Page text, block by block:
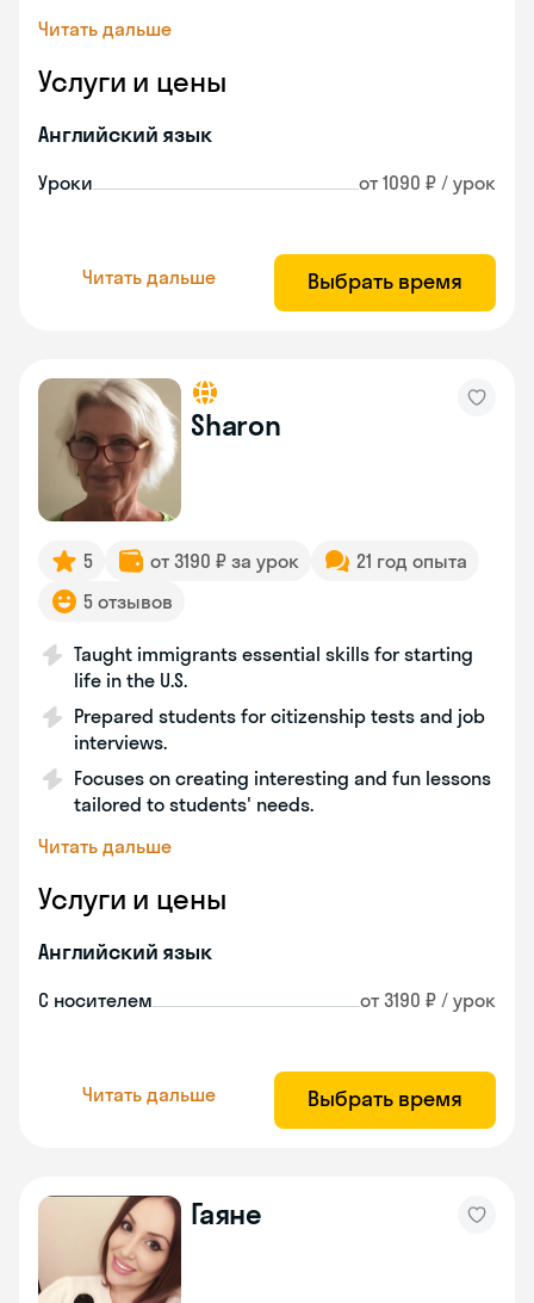
Читать дальше
Услуги и цены
Английский язык
Уроки от 1090 ₽ / урок
Читать дальше Выбрать время
Sharon
5 от 3190 ₽ за урок
21 год опыта
5 отзывов
Taught immigrants essential skills for starting
life in the U.S.
Prepared students for citizenship tests and job
interviews.
Focuses on creating interesting and fun lessons
tailored to students' needs.
Читать дальше
Услуги и цены
Английский язык
С носителем от 3190 ₽ / урок
Читать дальше Выбрать время
Гаяне